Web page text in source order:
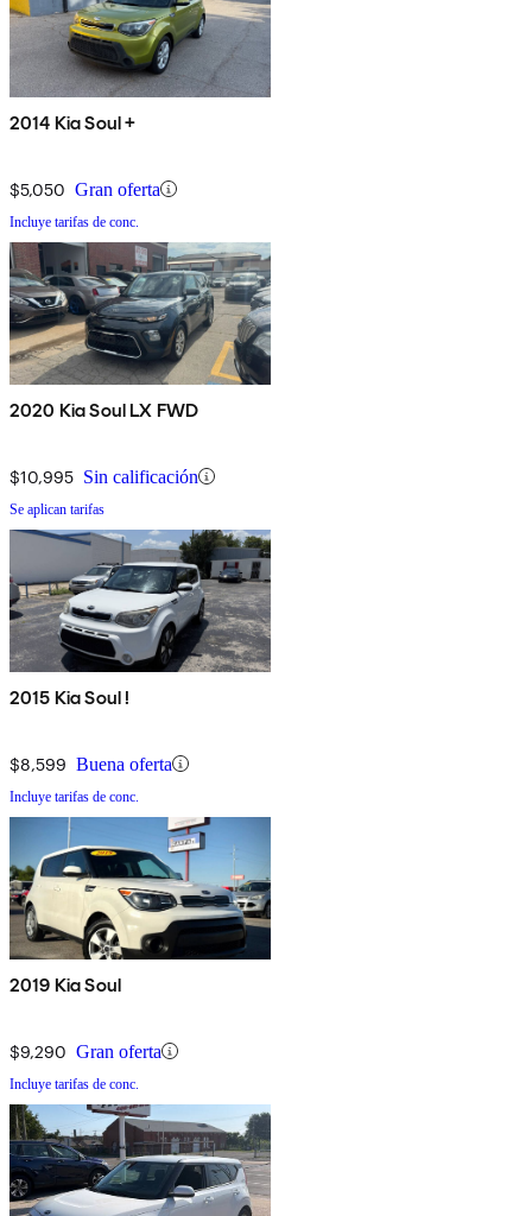
2014 Kia Soul +
$5,050 Gran oferta
Incluye tarifas de conc.
2020 Kia Soul LX FWD
$10,995 Sin calificación
Se aplican tarifas
2015 Kia Soul !
$8,599 Buena oferta
Incluye tarifas de conc.
2019 Kia Soul
$9,290 Gran oferta
Incluye tarifas de conc.